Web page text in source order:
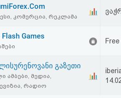
კომერცია, რეკლამა
Flash Games
გაზეთი
ამბები, მედია,
რადიო